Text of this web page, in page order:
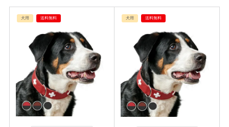
犬用 送料無料 犬用 送料無料